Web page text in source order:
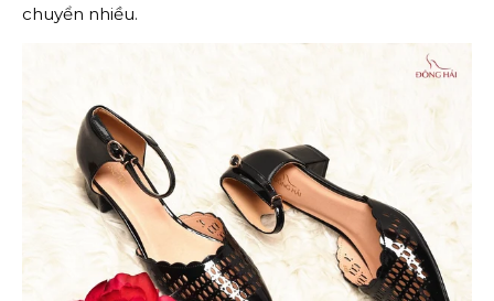
chuyển nhiều.